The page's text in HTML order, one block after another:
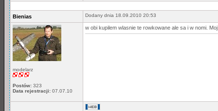
Bienias Dodany dnia 18.09.2010 20:53
modelarz
Postów: 323
Data rejestracji: 07.07.10
w obi kupilem wlasnie te rowkowane ale sa i w nomi.